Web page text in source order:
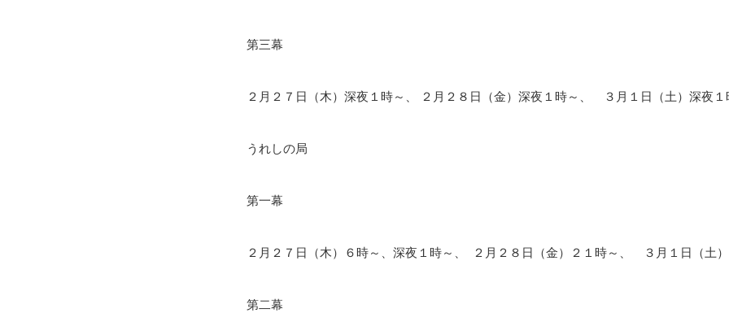
第三幕
２月２７日（木）深夜１時～、 ２月２８日（金）深夜１時～、 ３月１日（土）深夜１
うれしの局
第一幕
２月２７日（木）６時～、深夜１時～、 ２月２８日（金）２１時～、 ３月１日（土
第二幕